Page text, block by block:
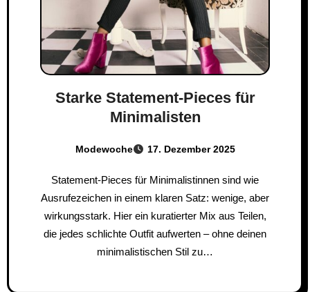
Starke Statement-Pieces für
Minimalisten
Modewoche 17. Dezember 2025
Statement-Pieces für Minimalistinnen sind wie
Ausrufezeichen in einem klaren Satz: wenige, aber
wirkungsstark. Hier ein kuratierter Mix aus Teilen,
die jedes schlichte Outfit aufwerten – ohne deinen
minimalistischen Stil zu…